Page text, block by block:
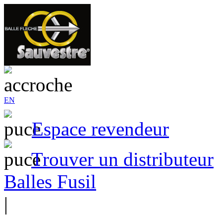
EN
Espace revendeur
Trouver un distributeur
Balles Fusil
|